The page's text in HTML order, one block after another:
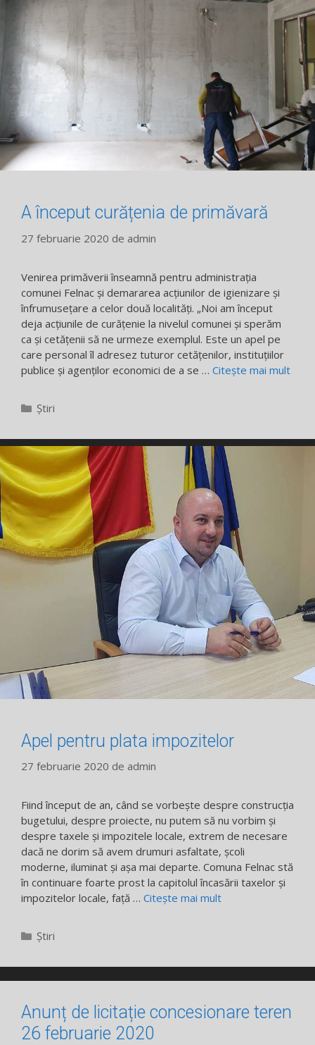
A început curățenia de primăvară
27 februarie 2020 de admin
Venirea primăverii înseamnă pentru administrația
comunei Felnac și demararea acțiunilor de igienizare și
înfrumusețare a celor două localități. „Noi am început
deja acțiunile de curățenie la nivelul comunei și sperăm
ca și cetățenii să ne urmeze exemplul. Este un apel pe
care personal îl adresez tuturor cetățenilor, instituțiilor
publice și agenților economici de a se … Citește mai mult
Categorii
Știri
Apel pentru plata impozitelor
27 februarie 2020 de admin
Fiind început de an, când se vorbește despre construcția
bugetului, despre proiecte, nu putem să nu vorbim și
despre taxele și impozitele locale, extrem de necesare
dacă ne dorim să avem drumuri asfaltate, școli
moderne, iluminat și așa mai departe. Comuna Felnac stă
în continuare foarte prost la capitolul încasării taxelor și
impozitelor locale, față … Citește mai mult
Categorii
Știri
Anunț de licitație concesionare teren
26 februarie 2020